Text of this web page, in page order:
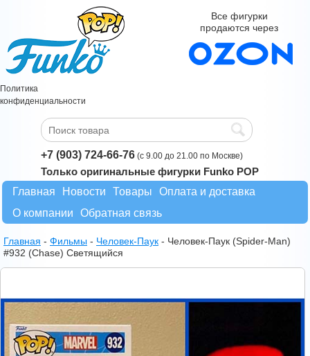
Политика
конфиденциальности
Все фигурки
продаются через
+7 (903) 724-66-76 (с 9.00 до 21.00 по Москве)
Только оригинальные фигурки Funko POP
Главная
Новости Товары
Оплата и доставка
О компании
Обратная связь
Главная - Фильмы - Человек-Паук - Человек-Паук (Spider-Man)
#932 (Chase) Светящийся